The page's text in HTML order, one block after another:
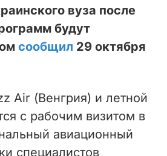
вуза после
будут
сообщил 29 октября
Air (Венгрия) и летной
с рабочим визитом в
авиационный
специалистов